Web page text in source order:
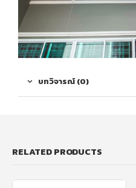
บทวิจารณ์ (0)
RELATED PRODUCTS